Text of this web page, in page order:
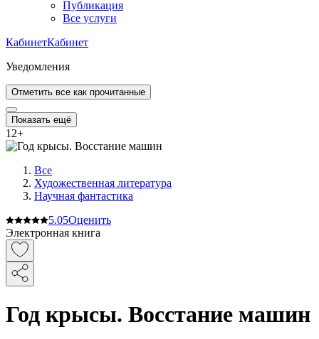
Публикация
Все услуги
КабинетКабинет
Уведомления
Отметить все как прочитанные
Показать ещё
12+
Все
Художественная литература
Научная фантастика
5.05Оценить
Электронная книга
Год крысы. Восстание машин